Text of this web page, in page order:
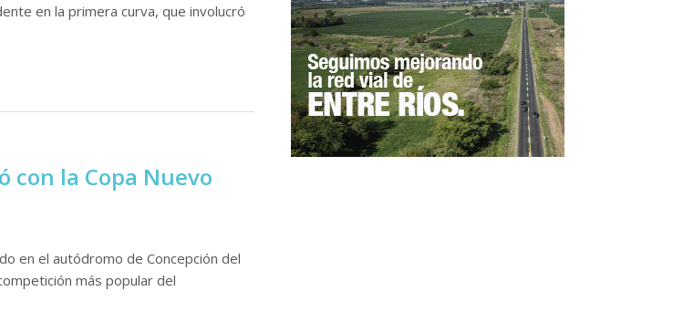
en la primera curva, que involucró
con la Copa Nuevo
en el autódromo de Concepción del
más popular del